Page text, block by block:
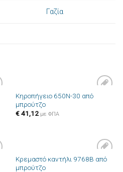
Γαζία
Πρόσθήκη
Κηροπήγειο 650N-30 από
μπρούτζο
€41,12 με ΦΠΑ
Πρόσθήκη
Κρεμαστό καντήλι 9768B από
μπρούτζο